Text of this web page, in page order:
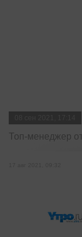
Топ-менеджер